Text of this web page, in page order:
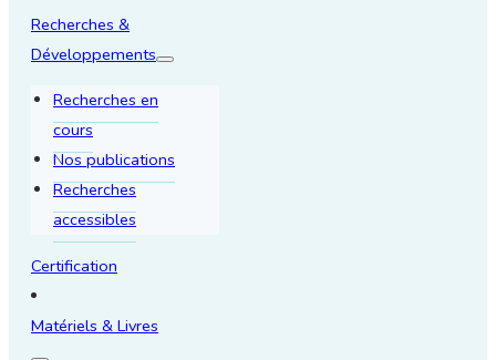
Recherches &
Développements
Recherches en
cours
Nos publications
Recherches
accessibles
Certification
Matériels & Livres